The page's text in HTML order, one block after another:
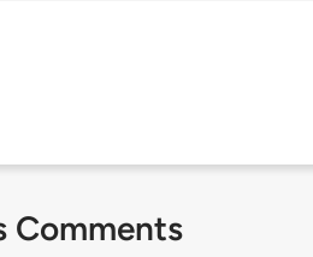
Comments